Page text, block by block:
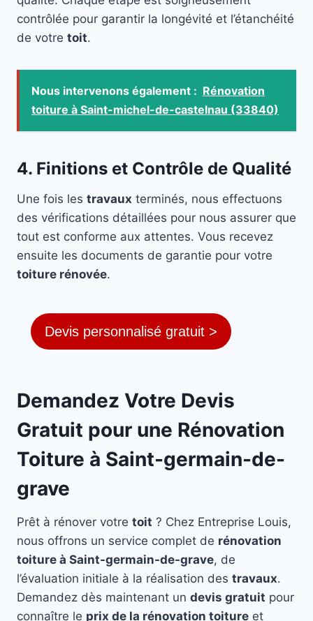
contrôlée pour garantir la longévité et l’étanchéité
de votre toit.
Nous intervenons également : Rénovation
toiture à Saint-michel-de-castelnau (33840)
4. Finitions et Contrôle de Qualité
Une fois les travaux terminés, nous effectuons
des vérifications détaillées pour nous assurer que
tout est conforme aux attentes. Vous recevez
ensuite les documents de garantie pour votre
toiture rénovée.
Devis personnalisé gratuit >
Demandez Votre Devis
Gratuit pour une Rénovation
Toiture à Saint-germain-de-
grave
Prêt à rénover votre toit ? Chez Entreprise Louis,
nous offrons un service complet de rénovation
toiture à Saint-germain-de-grave, de
l’évaluation initiale à la réalisation des travaux.
Demandez dès maintenant un devis gratuit pour
connaître le prix de la rénovation toiture et